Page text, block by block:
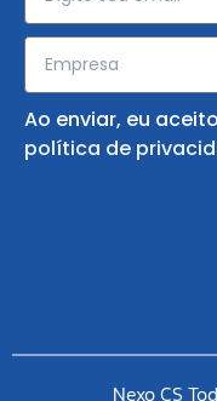
Ao enviar, eu
política de
Nexo CS